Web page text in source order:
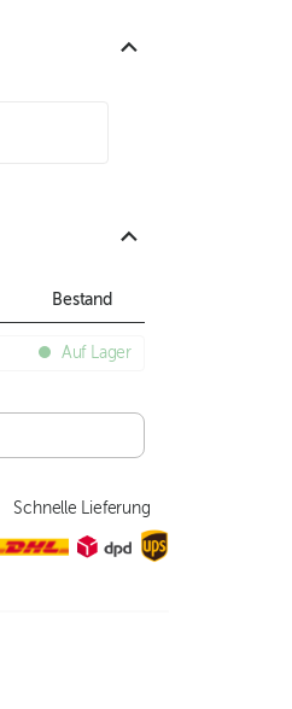
Bestand
Auf Lager
Schnelle Lieferung